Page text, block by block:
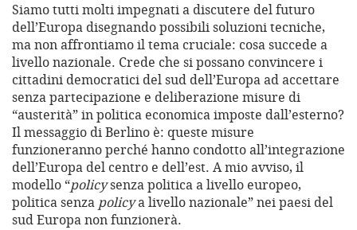
Siamo tutti molti impegnati a discutere del futuro
dell’Europa disegnando possibili soluzioni tecniche,
ma non affrontiamo il tema cruciale: cosa succede a
livello nazionale. Crede che si possano convincere i
cittadini democratici del sud dell’Europa ad accettare
senza partecipazione e deliberazione misure di
“austerità” in politica economica imposte dall’esterno?
Il messaggio di Berlino è: queste misure
funzioneranno perché hanno condotto all’integrazione
dell’Europa del centro e dell’est. A mio avviso, il
modello “policysenza politica a livello europeo,
politica senza policya livello nazionale” nei paesi del
sud Europa non funzionerà.